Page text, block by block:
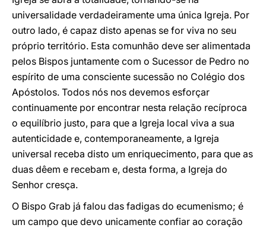
universalidade verdadeiramente uma única Igreja. Por
outro lado, é capaz disto apenas se for viva no seu
próprio território. Esta comunhão deve ser alimentada
pelos Bispos juntamente com o Sucessor de Pedro no
espírito de uma consciente sucessão no Colégio dos
Apóstolos. Todos nós nos devemos esforçar
continuamente por encontrar nesta relação recíproca
o equilíbrio justo, para que a Igreja local viva a sua
autenticidade e, contemporaneamente, a Igreja
universal receba disto um enriquecimento, para que as
duas dêem e recebam e, desta forma, a Igreja do
Senhor cresça.
O Bispo Grab já falou das fadigas do ecumenismo; é
um campo que devo unicamente confiar ao coração